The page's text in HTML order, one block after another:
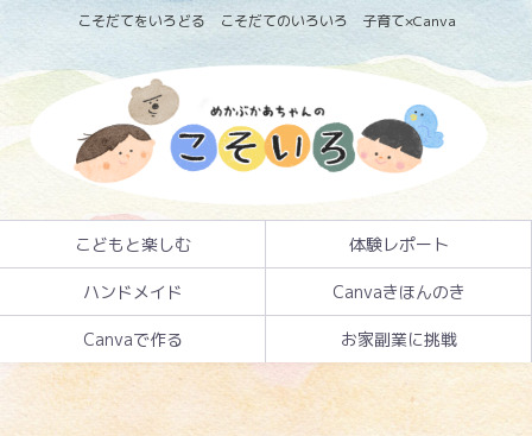
こそだてをいろどる こそだてのいろいろ 子育て×Canva
こどもと楽しむ 体験レポート
ハンドメイド Canvaきほんのき
Canvaで作る お家副業に挑戦